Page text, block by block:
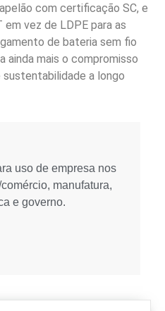
com certificação SC, e
vez de LDPE para as
de bateria sem fio
mais o compromisso
a longo
uso de empresa nos
manufatura,
e governo.